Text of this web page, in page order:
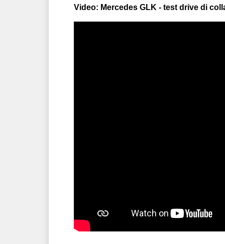
Video: Mercedes GLK - test drive di